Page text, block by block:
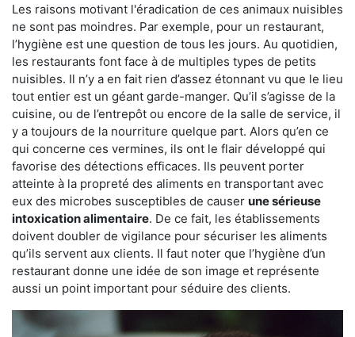
Les raisons motivant l'éradication de ces animaux nuisibles
ne sont pas moindres. Par exemple, pour un restaurant,
l’hygiène est une question de tous les jours. Au quotidien,
les restaurants font face à de multiples types de petits
nuisibles. Il n’y a en fait rien d’assez étonnant vu que le lieu
tout entier est un géant garde-manger. Qu’il s’agisse de la
cuisine, ou de l’entrepôt ou encore de la salle de service, il
y a toujours de la nourriture quelque part. Alors qu’en ce
qui concerne ces vermines, ils ont le flair développé qui
favorise des détections efficaces. Ils peuvent porter
atteinte à la propreté des aliments en transportant avec
eux des microbes susceptibles de causer une sérieuse
intoxication alimentaire. De ce fait, les établissements
doivent doubler de vigilance pour sécuriser les aliments
qu’ils servent aux clients. Il faut noter que l’hygiène d’un
restaurant donne une idée de son image et représente
aussi un point important pour séduire des clients.